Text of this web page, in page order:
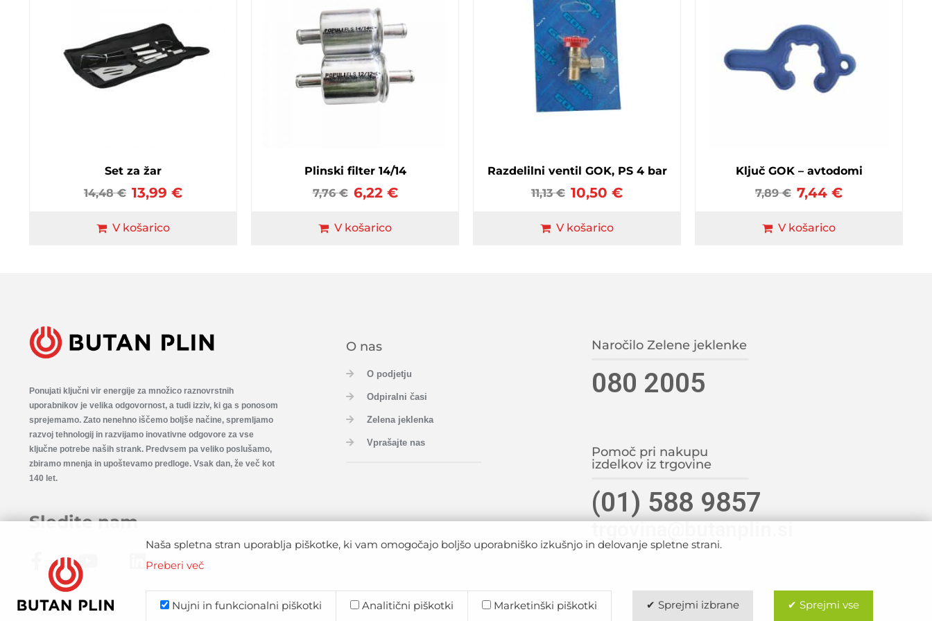
Naša spletna stran uporablja piškotke, ki vam omogočajo boljšo uporabniško izkušnjo in delovanje spletne strani.
Preberi več
Nujni in funkcionalni piškotki Analitični piškotki Marketinški piškotki ✔ Sprejmi izbrane ✔ Sprejmi vse
Set za žar
14,48€ 13,99 €
V košarico
Plinski filter 14/14
7,76€ 6,22€
V košarico
Razdelilni ventil GOK, PS 4 bar
11,13€ 10,50 €
V košarico
Ključ GOK – avtodomi
7,89€ 7,44€
V košarico
Ponujati ključni vir energije za množico raznovrstnih
uporabnikov je velika odgovornost, a tudi izziv, ki ga s ponosom
sprejemamo. Zato nenehno iščemo boljše načine, spremljamo
razvoj tehnologij in razvijamo inovativne odgovore za vse
ključne potrebe naših strank. Predvsem pa veliko poslušamo,
zbiramo mnenja in upoštevamo predloge. Vsak dan, že več kot
140 let.
Sledite nam
O nas
O podjetju
Odpiralni časi
Zelena jeklenka
Vprašajte nas
Naročilo Zelene jeklenke
080 2005
Pomoč pri nakupu
izdelkov iz trgovine
(01) 588 9857